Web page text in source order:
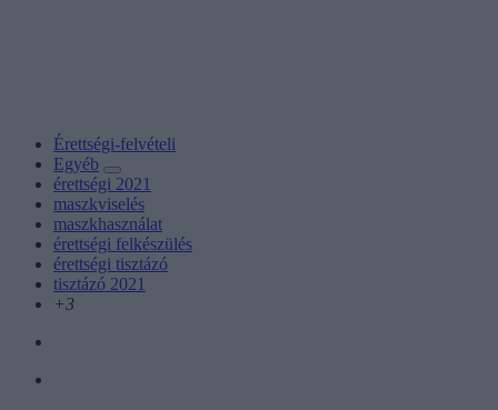
Érettségi-felvételi
Egyéb
érettségi 2021
maszkviselés
maszkhasználat
érettségi felkészülés
érettségi tisztázó
tisztázó 2021
+3